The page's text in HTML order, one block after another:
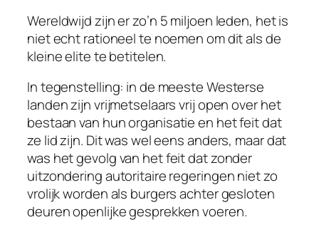
Wereldwijd zijn er zo’n 5 miljoen leden, het is
niet echt rationeel te noemen om dit als de
kleine elite te betitelen.
In tegenstelling: in de meeste Westerse
landen zijn vrijmetselaars vrij open over het
bestaan van hun organisatie en het feit dat
ze lid zijn. Dit was wel eens anders, maar dat
was het gevolg van het feit dat zonder
uitzondering autoritaire regeringen niet zo
vrolijk worden als burgers achter gesloten
deuren openlijke gesprekken voeren.